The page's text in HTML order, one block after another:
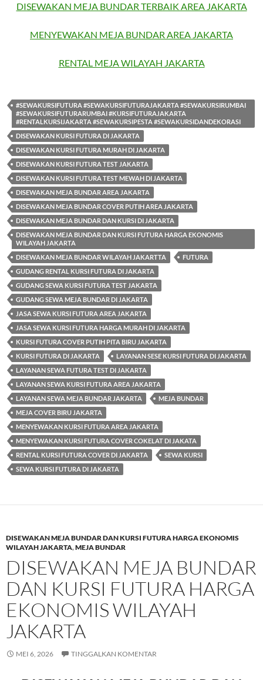
DISEWAKAN MEJA BUNDAR TERBAIK AREA JAKARTA
MENYEWAKAN MEJA BUNDAR AREA JAKARTA
RENTAL MEJA WILAYAH JAKARTA
#SEWAKURSIFUTURA #SEWAKURSIFUTURAJAKARTA #SEWAKURSIRUMBAI
#SEWAKURSIFUTURARUMBAI #KURSIFUTURAJAKARTA
#RENTALKURSIJAKARTA #SEWAKURSIPESTA #SEWAKURSIDANDEKORASI
DISEWAKAN KURSI FUTURA DI JAKARTA
DISEWAKAN KURSI FUTURA MURAH DI JAKARTA
DISEWAKAN KURSI FUTURA TEST JAKARTA
DISEWAKAN KURSI FUTURA TEST MEWAH DI JAKARTA
DISEWAKAN MEJA BUNDAR AREA JAKARTA
DISEWAKAN MEJA BUNDAR COVER PUTIH AREA JAKARTA
DISEWAKAN MEJA BUNDAR DAN KURSI DI JAKARTA
DISEWAKAN MEJA BUNDAR DAN KURSI FUTURA HARGA EKONOMIS
WILAYAH JAKARTA
DISEWAKAN MEJA BUNDAR WILAYAH JAKARTTA
FUTURA
GUDANG RENTAL KURSI FUTURA DI JAKARTA
GUDANG SEWA KURSI FUTURA TEST JAKARTA
GUDANG SEWA MEJA BUNDAR DI JAKARTA
JASA SEWA KURSI FUTURA AREA JAKARTA
JASA SEWA KURSI FUTURA HARGA MURAH DI JAKARTA
KURSI FUTURA COVER PUTIH PITA BIRU JAKARTA
KURSI FUTURA DI JAKARTA
LAYANAN SESE KURSI FUTURA DI JAKARTA
LAYANAN SEWA FUTURA TEST DI JAKARTA
LAYANAN SEWA KURSI FUTURA AREA JAKARTA
LAYANAN SEWA MEJA BUNDAR JAKARTA
MEJA BUNDAR
MEJA COVER BIRU JAKARTA
MENYEWAKAN KURSI FUTURA AREA JAKARTA
MENYEWAKAN KURSI FUTURA COVER COKELAT DI JAKATA
RENTAL KURSI FUTURA COVER DI JAKARTA
SEWA KURSI
SEWA KURSI FUTURA DI JAKARTA
DISEWAKAN MEJA BUNDAR DAN KURSI FUTURA HARGA EKONOMIS
WILAYAH JAKARTA,MEJA BUNDAR
DISEWAKAN MEJA BUNDAR
DAN KURSI FUTURA HARGA
EKONOMIS WILAYAH
JAKARTA
MEI 6, 2026 TINGGALKAN KOMENTAR